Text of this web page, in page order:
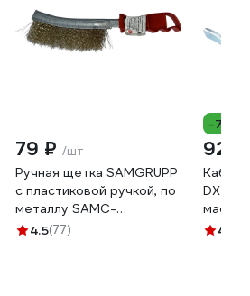
79 ₽ /шт
Ручная щетка SAMGRUPP
с пластиковой ручкой, по
металлу SAMC-
094020001
4.5(77)
-7%
920
DX25;
массу)
4.7